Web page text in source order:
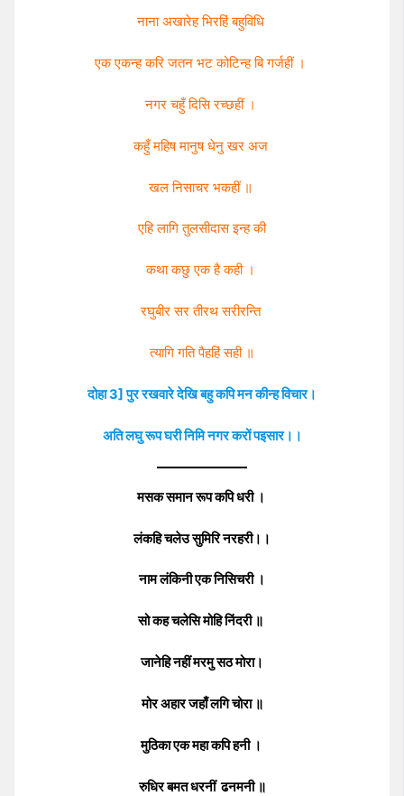
नाना अखारेह भिरहिं बहुविधि
एक एकन्ह करि जतन भट कोटिन्ह बि गर्जहीं ।
नगर चहुँ दिसि रच्छहीं ।
कहुँ महिष मानुष धेनु खर अज
खल निसाचर भकहीं ॥
एहि लागि तुलसीदास इन्ह की
कथा कछु एक है कही ।
रघुबीर सर तीरथ सरीरन्ति
त्यागि गति पैहहिं सही ॥
दोहा 3] पुर रखवारे देखि बहु कपि मन कीन्ह विचार।
अति लघु रूप घरी निमि नगर करों पइसार।।
मसक समान रूप कपि धरी ।
लंकहि चलेउ सुमिरि नरहरी।।
नाम लंकिनी एक निसिचरी ।
सो कह चलेसि मोहि निंदरी ॥
जानेहि नहीं मरमु सठ मोरा।
मोर अहार जहाँ लगि चोरा ॥
मुठिका एक महा कपि हनी ।
रुधिर बमत धरनीं ढनमनी ॥